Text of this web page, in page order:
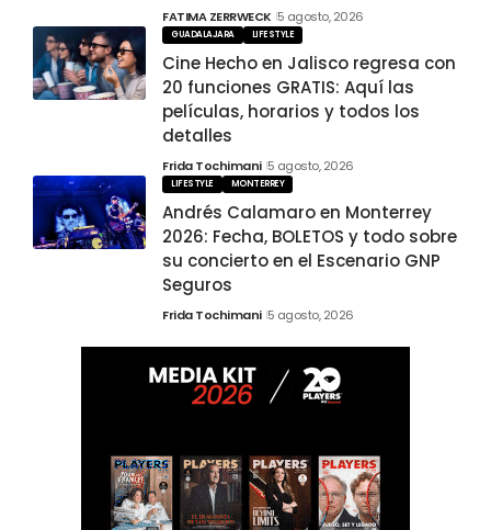
FATIMA ZERRWECK 5 agosto, 2026
GUADALAJARA LIFESTYLE
Cine Hecho en Jalisco regresa con
20 funciones GRATIS: Aquí las
películas, horarios y todos los
detalles
Frida Tochimani 5 agosto, 2026
LIFESTYLE MONTERREY
Andrés Calamaro en Monterrey
2026: Fecha, BOLETOS y todo sobre
su concierto en el Escenario GNP
Seguros
Frida Tochimani 5 agosto, 2026